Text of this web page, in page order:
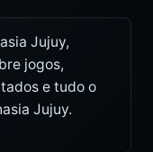
Jujuy,
jogos,
e tudo o
Jujuy.